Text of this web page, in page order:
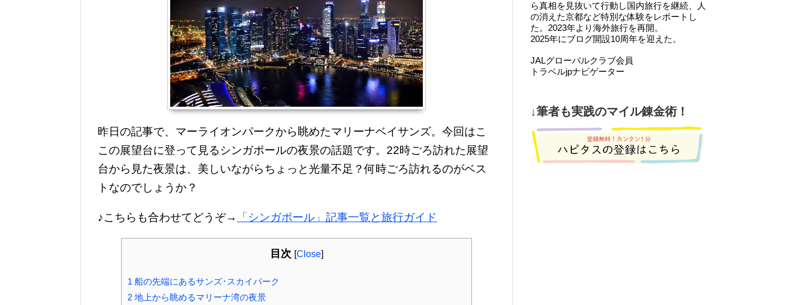
昨日の記事で、マーライオンパークから眺めたマリーナベイサンズ。今回はこ
この展望台に登って見るシンガポールの夜景の話題です。22時ごろ訪れた展望
台から見た夜景は、美しいながらちょっと光量不足？何時ごろ訪れるのがベス
トなのでしょうか？
♪こちらも合わせてどうぞ→ 「シンガポール」記事一覧と旅行ガイド
目次 [Close]
1 船の先端にあるサンズ･スカイパーク
2 地上から眺めるマリーナ湾の夜景
ら真相を見抜いて行動し国内旅行を継続、人
の消えた京都など特別な体験をレポートし
た。2023年より海外旅行を再開。
2025年にブログ開設10周年を迎えた。
JALグローバルクラブ会員
トラベルjpナビゲーター
↓筆者も実践のマイル錬金術！